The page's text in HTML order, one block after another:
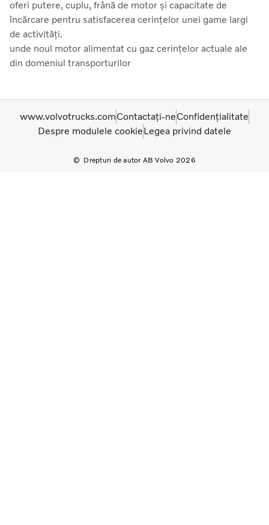
oferi putere, cuplu, frână de motor și capacitate de
încărcare pentru satisfacerea cerințelor unei game largi
de activități.
unde noul motor alimentat cu gaz cerințelor actuale ale
din domeniul transporturilor
Drepturi de autor AB Volvo 2026
www.volvotrucks.comContactați-neConfidențialitate
Despre modulele cookieLegea privind datele